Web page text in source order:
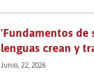
'Fundamentos de
lenguas crean y
Junio, 22, 2026